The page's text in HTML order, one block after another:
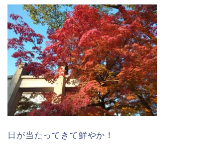
日が当たってきて鮮やか！